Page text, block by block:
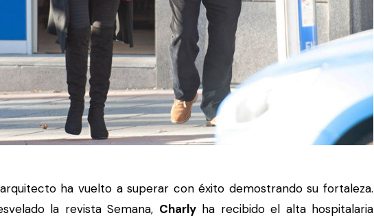
ha vuelto a superar con éxito demostrando su fortaleza.
la revista Semana, Charlyha recibido el alta hospitalaria